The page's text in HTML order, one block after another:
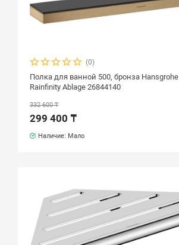
(0)
Полка для ванной 500, бронза Hansgrohe
Rainfinity Ablage 26844140
332 600 ₸
299 400 ₸
Наличие: Мало